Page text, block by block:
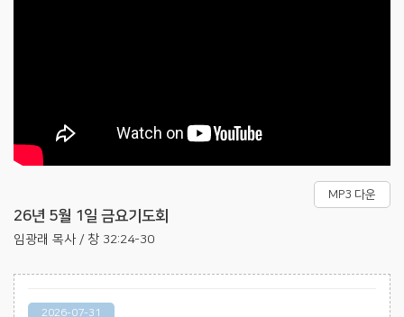
MP3 다운
26년 5월 1일 금요기도회
임광래 목사 / 창 32:24-30
2026-07-31